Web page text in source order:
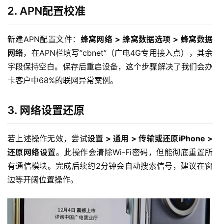
2. APN配置校准
新建APN配置文件： 蜂窝网络 > 蜂窝数据选项 > 蜂窝数据
网络，在APN栏填写”cbnet”（广电4G专用接入点），其余
字段保持空白。保存后重启设备，这个步骤解决了我们会办
卡客户中68%的联网异常案例。
3. 网络设置还原
若上述操作无效，尝试设置 > 通用 > 传输或还原iPhone >
还原网络设置。此操作会清除Wi-Fi密码，但能彻底重置所
有通信模块。完成后续约2分钟会自动搜索信号，建议在窗
边等开阔位置操作。